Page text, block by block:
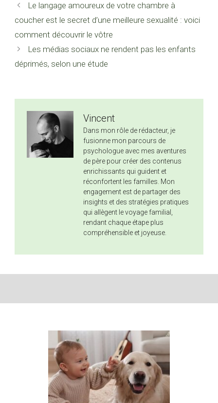
Le langage amoureux de votre chambre à
coucher est le secret d’une meilleure sexualité : voici
comment découvrir le vôtre
Les médias sociaux ne rendent pas les enfants
déprimés, selon une étude
Vincent
Dans mon rôle de rédacteur, je
fusionne mon parcours de
psychologue avec mes aventures
de père pour créer des contenus
enrichissants qui guident et
réconfortent les familles. Mon
engagement est de partager des
insights et des stratégies pratiques
qui allègent le voyage familial,
rendant chaque étape plus
compréhensible et joyeuse.